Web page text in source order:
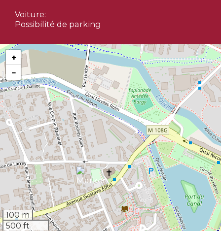
+
−
100 m
500 ft
Voiture:
Possibilité de parking